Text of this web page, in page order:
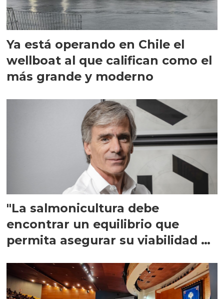
Ya está operando en Chile el
wellboat al que califican como el
más grande y moderno
"La salmonicultura debe
encontrar un equilibrio que
permita asegurar su viabilidad de